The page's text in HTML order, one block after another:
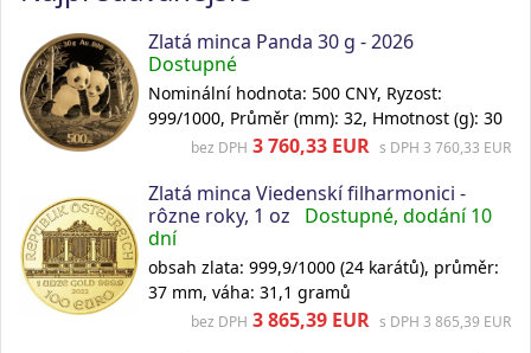
Zlatá minca Panda 30 g - 2026
Dostupné
Nominální hodnota: 500 CNY, Ryzost:
999/1000, Průměr (mm): 32, Hmotnost (g): 30
bez DPH 3 760,33 EUR s DPH 3 760,33 EUR
Zlatá minca Viedenskí filharmonici -
rôzne roky, 1 oz
Dostupné, dodání 10
dní
obsah zlata: 999,9/1000 (24 karátů), průměr:
37 mm, váha: 31,1 gramů
bez DPH 3 865,39 EUR s DPH 3 865,39 EUR